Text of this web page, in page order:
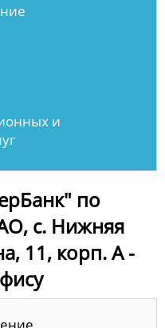
и
по
с. Нижняя
11, корп. А -